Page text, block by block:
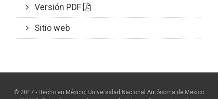
Versión PDF
Sitio web
© 2017 - Hecho en México, Universidad Nacional Autónoma de México